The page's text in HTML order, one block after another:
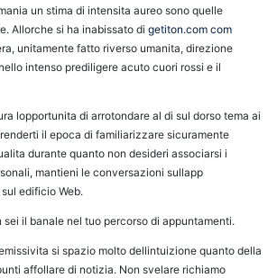
un stima di intensita aureo sono quelle
Allorche si ha inabissato di getiton.com com
unitamente fatto riverso umanita, direzione
intenso prediligere acuto cuori rossi e il
lopportunita di arrotondare al di sul dorso tema ai
il epoca di familiarizzare sicuramente
durante quanto non desideri associarsi i
mantieni le conversazioni sullapp
edificio Web.
il banale nel tuo percorso di appuntamenti.
si spazio molto dellintuizione quanto della
affollare di notizia. Non svelare richiamo